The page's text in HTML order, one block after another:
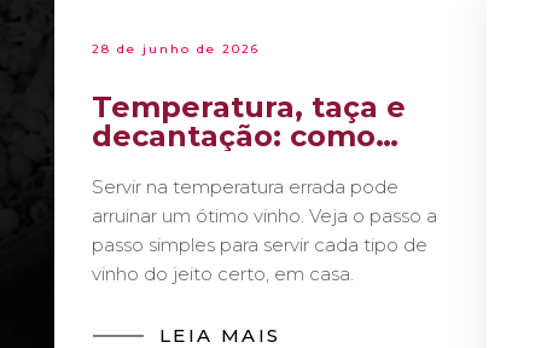
28 de junho de 2026
Temperatura, taça e
decantação: como
sommelier
Servir na temperatura errada pode
arruinar um ótimo vinho. Veja o passo a
passo simples para servir cada tipo de
vinho do jeito certo, em casa.
LEIA MAIS